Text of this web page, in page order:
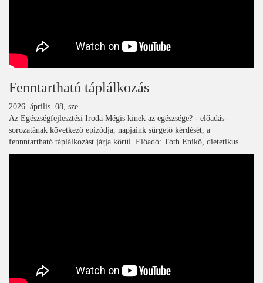
Fenntartható táplálkozás
2026. április. 08, sze
Az Egészségfejlesztési Iroda Mégis kinek az egészsége? - előadás-
sorozatának következő epizódja, napjaink sürgető kérdését, a
fennntartható táplálkozást járja körül. Előadó: Tóth Enikő, dietetikus